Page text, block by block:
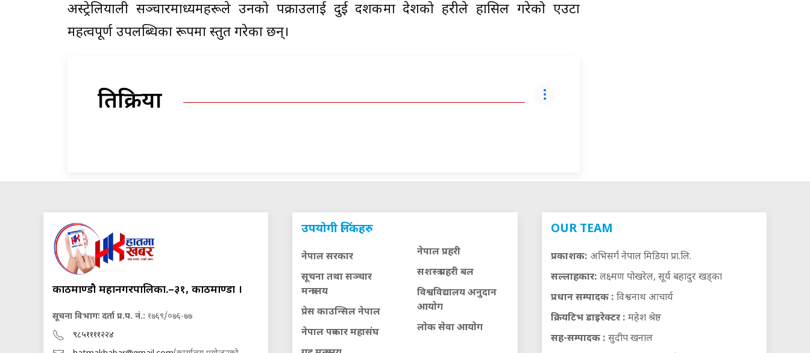
अस्ट्रेलियाली सञ्चारमाध्यमहरूले उनको पक्राउलाई दुई दशकमा देशको प्रहरीले हासिल गरेको एउटा
महत्वपूर्ण उपलब्धिका रूपमा प्रस्तुत गरेका छन्।
प्रतिक्रिया
काठमाण्डौ महानगरपालिका.–३१, काठमाण्डौं ।
सूचना विभागः दर्ता प्र.प. नं.: १७६९/०७६-७७
९८५११११२२४
उपयोगी लिंकहरु
नेपाल सरकार
सूचना तथा सञ्चार
मन्त्रालय
प्रेस काउन्सिल नेपाल
नेपाल पत्रकार महासंघ
नेपाल प्रहरी
सशस्त्र प्रहरी बल
विश्वविद्यालय अनुदान
आयाेग
लाेक सेवा आयाेग
OUR TEAM
प्रकाशक: अभिसर्ग नेपाल मिडिया प्रा.लि.
सल्लाहकार: लक्ष्मण पोखरेल, सूर्य बहादुर खड्का
प्रधान सम्पादक : विश्वनाथ आचार्य
क्रियटिभ डाइरेक्टर : महेश श्रेष्ठ
सह-सम्पादक : सुदीप खनाल